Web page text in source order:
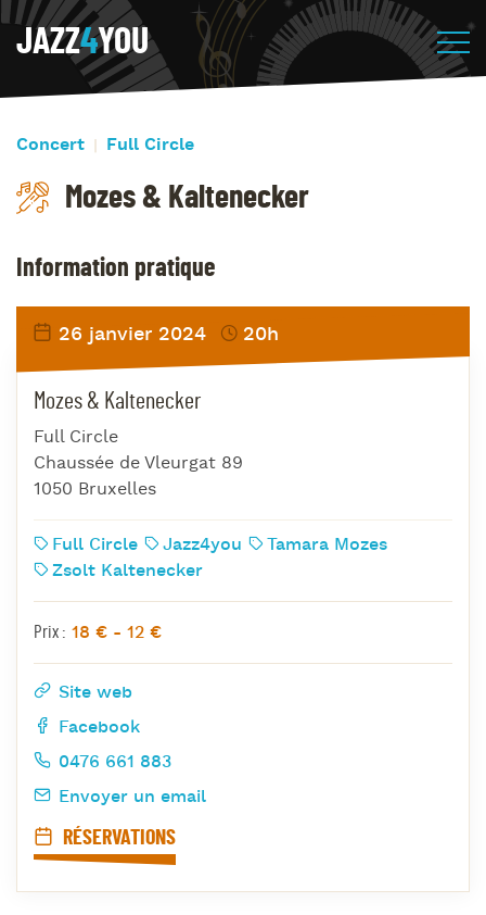
JAZZ4YOU
Concert Full Circle
Mozes & Kaltenecker
Information pratique
26 janvier 2024 20h
Mozes & Kaltenecker
Full Circle
Chaussée de Vleurgat 89
1050 Bruxelles
Full Circle Jazz4you
Tamara Mozes
Zsolt Kaltenecker
Prix : 18 € - 12 €
Site web
Facebook
0476 661 883
Envoyer un email
RÉSERVATIONS